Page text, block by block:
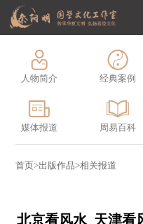
人物简介 经典案例
媒体报道 周易百科
首页>出版作品>相关报道
北京看风水_天津看